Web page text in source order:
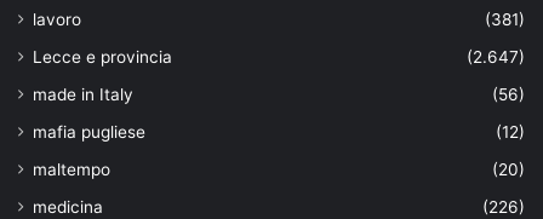
lavoro
(381)
Lecce e provincia
(2.647)
made in Italy
(56)
mafia pugliese
(12)
maltempo
(20)
medicina
(226)